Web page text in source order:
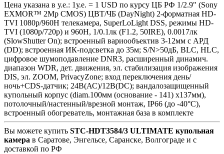
Цена указана в у.е.: 1у.е. = 1 USD по курсу ЦБ РФ 1/2.9" (Sony
EXMOR™ 2Mp CMOS) ЦВТ/ЧБ (DayNight) 2-форматная HD-
TVI 1080p/960H телекамера, SuperLoLight DSS, режимы HD-
TVI (1080p/720p) и 960H, 1/0.1лк (F1.2, 50IRE), 0.0017лк
(SlowShutter On); встроенный вариообъектив 3-12мм с АРД
(DD); встроенная ИК-подсветка до 35м; S/N>50дБ, BLC, HLC,
цифровое шумоподавление DNR3, расширенный динамич.
диапазон WDR, дет. движения, эл. стабилизация изображения
DIS, эл. ZOOM, PrivacyZone; вход переключения день/
ночь+CDS-датчик; 24В(АС)/12В(DC); вандалозащищенный
купольный корпус (diam.100мм (основание - 141) x137мм),
потолочный/настенный/врезной монтаж, IP66 (до -40°С),
встроенный обогреватель, монтажная база в комплекте
Вы можете купить STC-HDT3584/3 ULTIMATE купольная
камера в Саратове, Энгельсе, Саранске, Волгограде и с
доставкой по РФ